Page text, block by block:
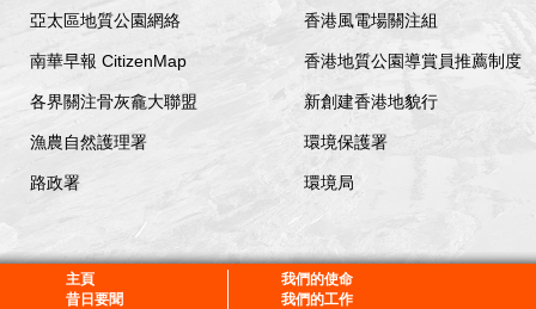
亞太區地質公園網絡 香港風電場關注組
南華早報 CitizenMap 香港地質公園導賞員推薦制度
各界關注骨灰龕大聯盟 新創建香港地貌行
漁農自然護理署 環境保護署
路政署 環境局
主頁
昔日要聞
我們的使命
我們的工作